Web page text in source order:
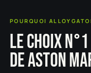
POURQUOI
LE CHOIX
DE ASTON